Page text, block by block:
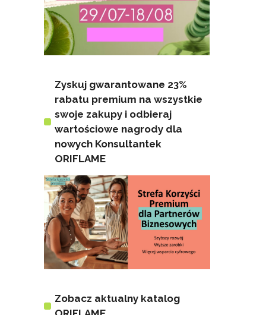
Zyskuj gwarantowane 23%
rabatu premium na wszystkie
swoje zakupy i odbieraj
wartościowe nagrody dla
nowych Konsultantek
ORIFLAME
Zobacz aktualny katalog